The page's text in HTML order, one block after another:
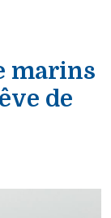
marins
de